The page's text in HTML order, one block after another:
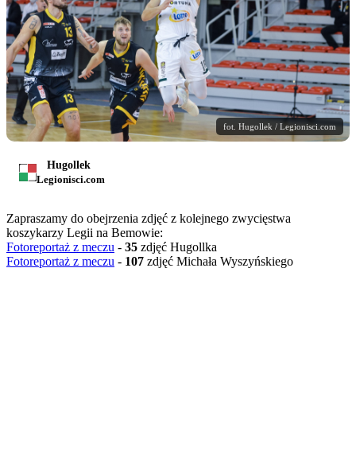
fot. Hugollek / Legionisci.com
Hugollek
Legionisci.com
Zapraszamy do obejrzenia zdjęć z kolejnego zwycięstwa
koszykarzy Legii na Bemowie:
Fotoreportaż z meczu - 35 zdjęć Hugollka
Fotoreportaż z meczu - 107 zdjęć Michała Wyszyńskiego